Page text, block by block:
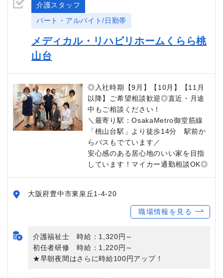
介護スタッフ
パート・アルバイト/日勤帯
メディカル・リハビリホームくらら桃
山台
◎入社時期【9月】【10月】【11月
以降】ご希望相談歓迎◎直近・月途
中もご相談ください！
＼最寄り駅：OsakaMetro御堂筋線
「桃山台駅」より徒歩14分 駅前か
らバスもでています／
安心感のある居心地のいい家を目指
しています！マイカー通勤相談OK◎
大阪府豊中市東泉丘1-4-20
職場情報を見る
介護福祉士 時給：1,320円～
初任者研修 時給：1,220円～
★早朝夜間はさらに時給100円アップ！